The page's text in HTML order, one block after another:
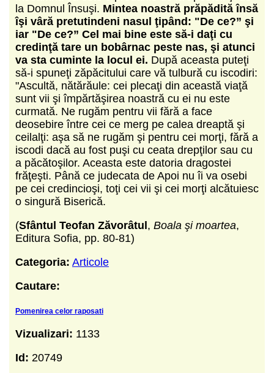
la Domnul Însuşi. Mintea noastră prăpădită însă
îşi vâră pretutindeni nasul ţipând: "De ce?” şi
iar "De ce?” Cel mai bine este să-i daţi cu
credinţă tare un bobârnac peste nas, şi atunci
va sta cuminte la locul ei. După aceasta puteţi
să-i spuneţi zăpăcitului care vă tulbură cu iscodiri:
"Ascultă, nătărăule: cei plecaţi din această viaţă
sunt vii şi împărtăşirea noastră cu ei nu este
curmată. Ne rugăm pentru vii fără a face
deosebire între cei ce merg pe calea dreaptă şi
ceilalţi: aşa să ne rugăm şi pentru cei morţi, fără a
iscodi dacă au fost puşi cu ceata drepţilor sau cu
a păcătoşilor. Aceasta este datoria dragostei
frăţeşti. Până ce judecata de Apoi nu îi va osebi
pe cei credincioşi, toţi cei vii şi cei morţi alcătuiesc
o singură Biserică.
(Sfântul Teofan Zăvorâtul, Boala şi moartea,
Editura Sofia, pp. 80-81)
Categoria: Articole
Cautare:
Pomenirea celor raposati
Vizualizari: 1133
Id: 20749